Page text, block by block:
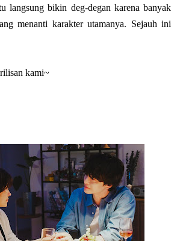
langsung bikin deg-degan karena banyak
menanti karakter utamanya. Sejauh ini
kami~